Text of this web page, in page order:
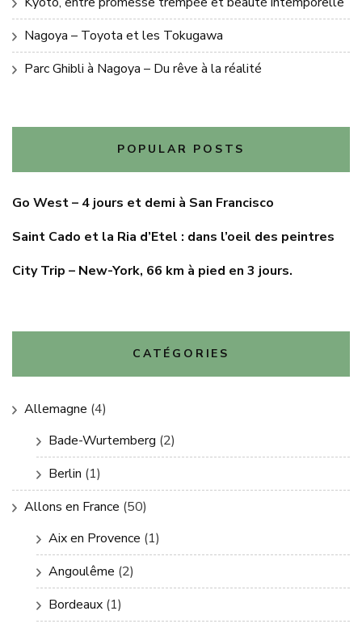
Nagoya – Toyota et les Tokugawa
Parc Ghibli à Nagoya – Du rêve à la réalité
POPULAR POSTS
Go West – 4 jours et demi à San Francisco
Saint Cado et la Ria d’Etel : dans l’oeil des peintres
City Trip – New-York, 66 km à pied en 3 jours.
CATÉGORIES
Allemagne (4)
Bade-Wurtemberg (2)
Berlin (1)
Allons en France (50)
Aix en Provence (1)
Angoulême (2)
Bordeaux (1)